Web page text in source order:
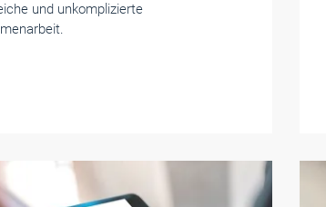
und unkomplizierte